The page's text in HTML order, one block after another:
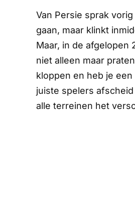
Van Persie sprak
gaan, maar klinkt
Maar, in de afgelopen
niet alleen maar
kloppen en heb je
juiste spelers
alle terreinen het